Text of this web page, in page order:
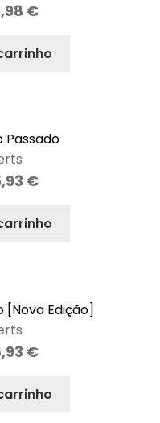
€
Passado
€
[Nova Edição]
€